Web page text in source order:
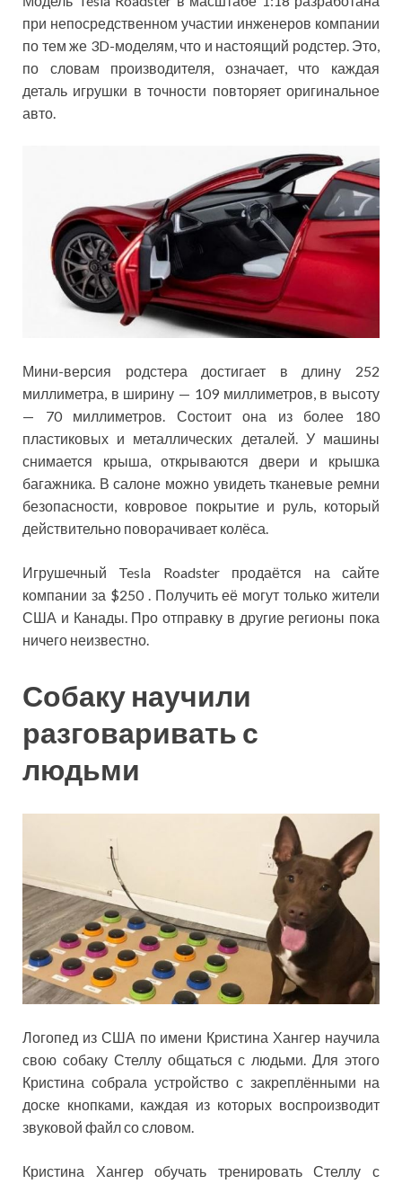
при непосредственном участии инженеров компании
по тем же 3D-моделям, что и настоящий родстер. Это,
по словам производителя, означает, что каждая
деталь игрушки в точности повторяет оригинальное
авто.
Мини-версия родстера достигает в длину 252
миллиметра, в ширину — 109 миллиметров, в высоту
— 70 миллиметров. Состоит она из более 180
пластиковых и металлических деталей. У машины
снимается крыша, открываются двери и крышка
багажника. В салоне можно увидеть тканевые ремни
безопасности, ковровое покрытие и руль, который
действительно поворачивает колёса.
Игрушечный Tesla Roadster продаётся на сайте
компании за $250 . Получить её могут только жители
США и Канады. Про отправку в другие регионы пока
ничего неизвестно.
Собаку научили
разговаривать с
людьми
Логопед из США по имени Кристина Хангер научила
свою собаку Стеллу общаться с людьми. Для этого
Кристина собрала устройство с закреплёнными на
доске кнопками, каждая из которых воспроизводит
звуковой файл со словом.
Кристина Хангер обучать тренировать Стеллу с